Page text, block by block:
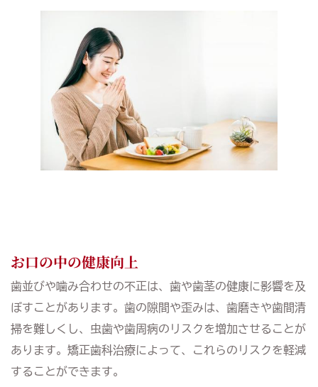
お口の中の健康向上
歯並びや噛み合わせの不正は、歯や歯茎の健康に影響を及
ぼすことがあります。歯の隙間や歪みは、歯磨きや歯間清
掃を難しくし、虫歯や歯周病のリスクを増加させることが
あります。矯正歯科治療によって、これらのリスクを軽減
することができます。